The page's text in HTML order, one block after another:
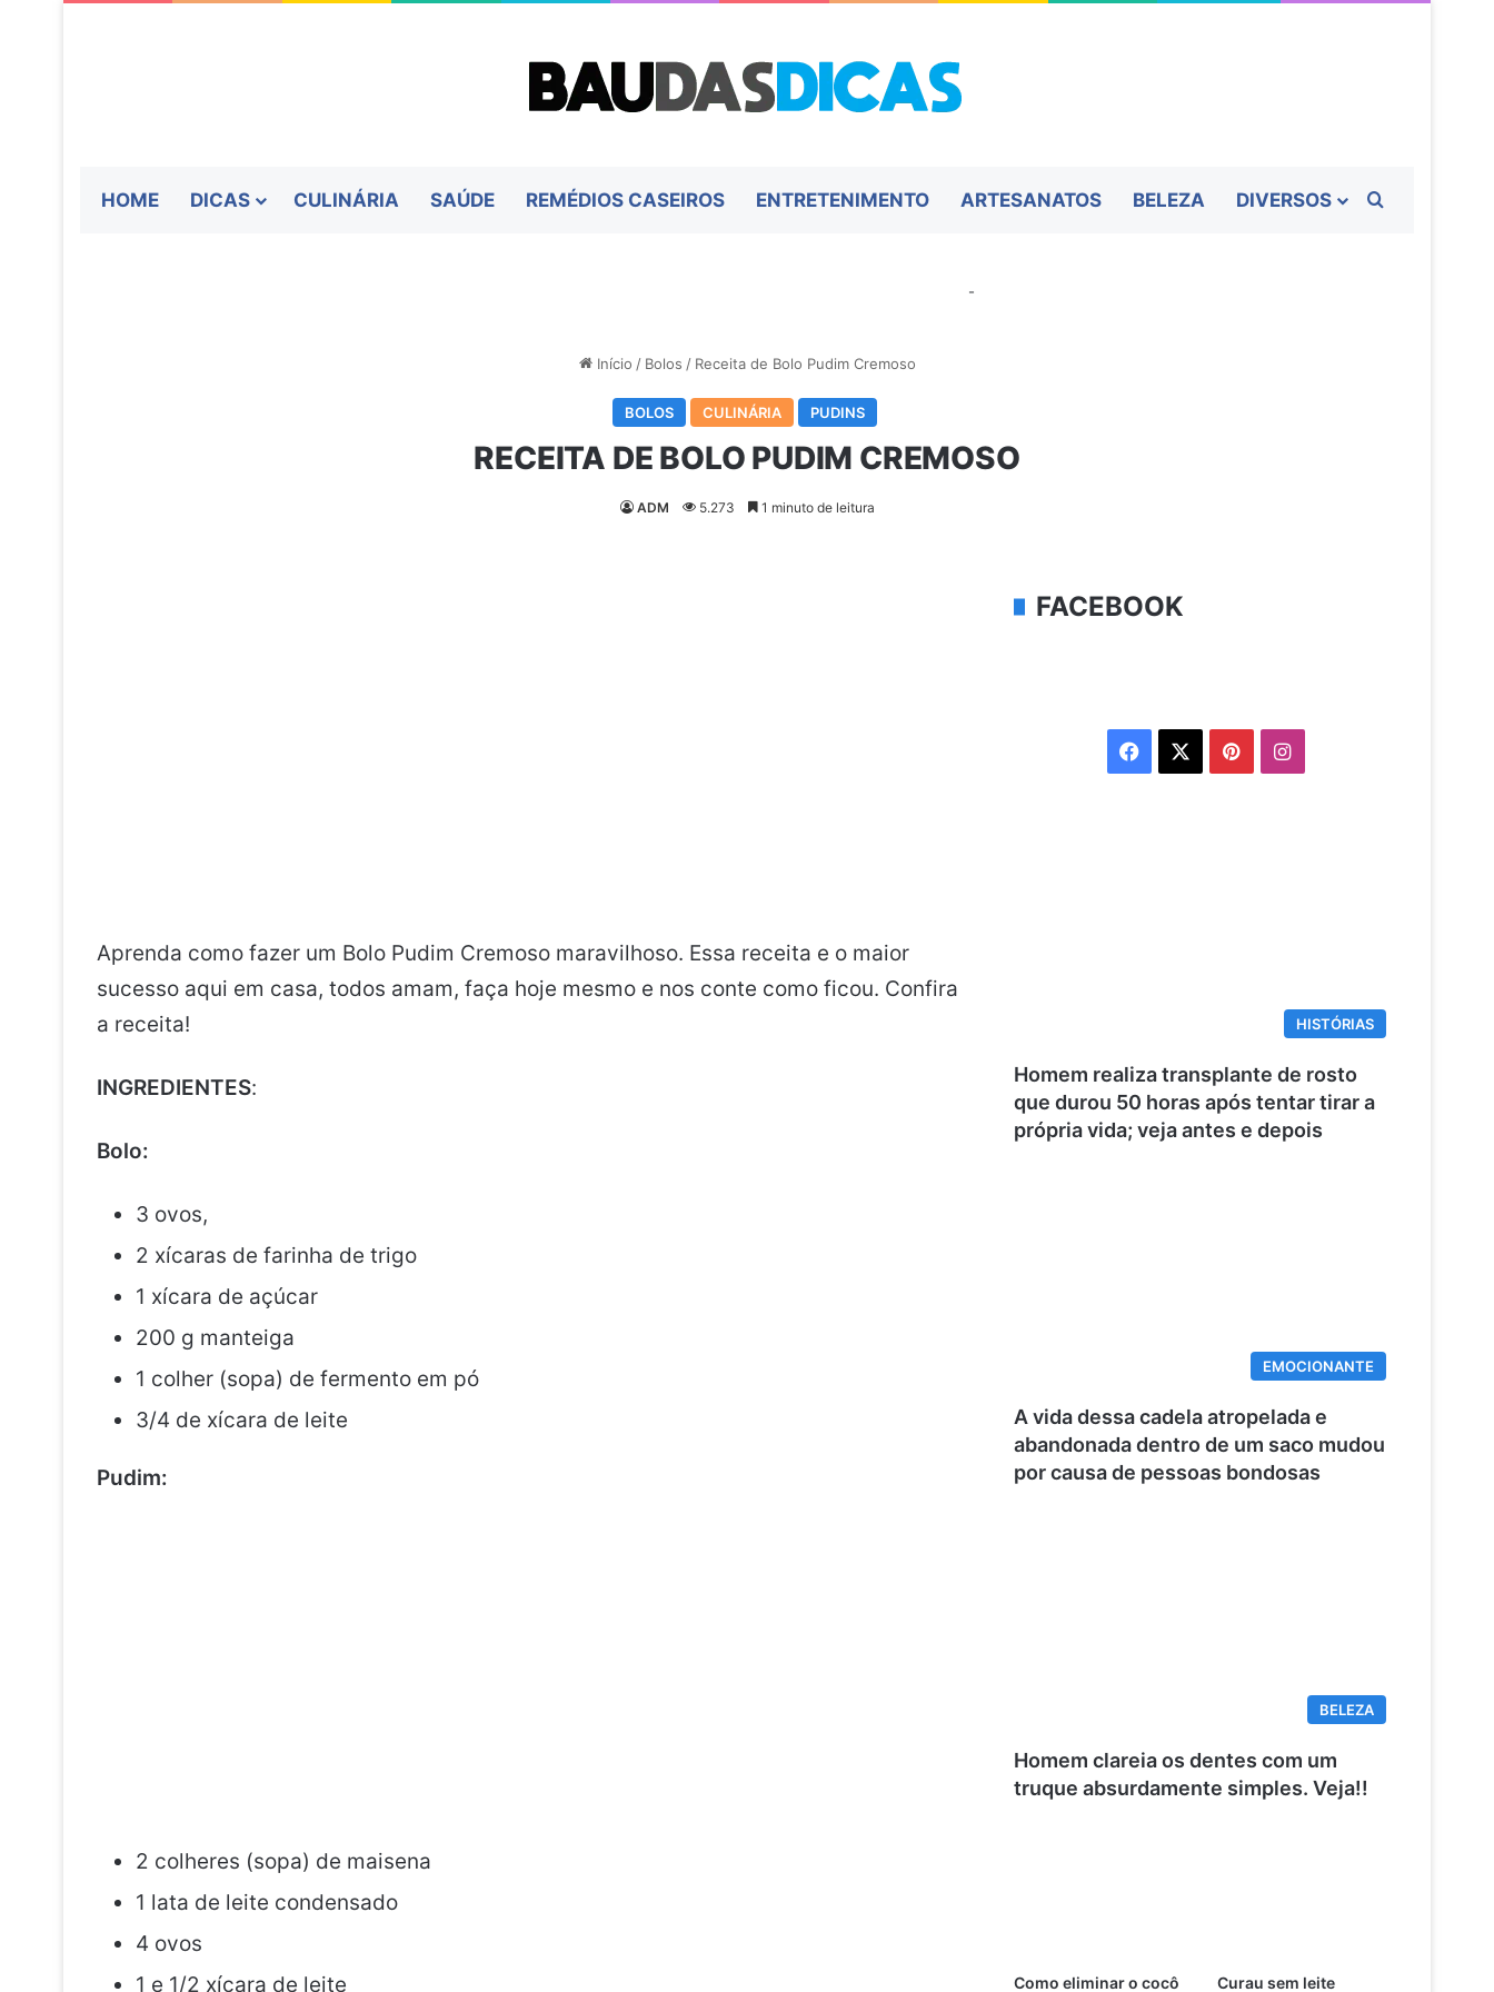
HOME DICAS CULINÁRIA SAÚDE REMÉDIOS CASEIROS ENTRETENIMENTO ARTESANATOS BELEZA DIVERSOS
-
Início / Bolos / Receita de Bolo Pudim Cremoso
BOLOS CULINÁRIA PUDINS
RECEITA DE BOLO PUDIM CREMOSO
ADM 5.273 1 minuto de leitura
Aprenda como fazer um Bolo Pudim Cremoso maravilhoso. Essa receita e o maior
sucesso aqui em casa, todos amam, faça hoje mesmo e nos conte como ficou. Confira
a receita!
INGREDIENTES:
Bolo:
3 ovos,
2 xícaras de farinha de trigo
1 xícara de açúcar
200 g manteiga
1 colher (sopa) de fermento em pó
3/4 de xícara de leite
Pudim:
2 colheres (sopa) de maisena
1 lata de leite condensado
4 ovos
1 e 1/2 xícara de leite
FACEBOOK
Facebook PinterestInstagram
HISTÓRIAS
Homem realiza transplante de rosto
que durou 50 horas após tentar tirar a
própria vida; veja antes e depois
EMOCIONANTE
A vida dessa cadela atropelada e
abandonada dentro de um saco mudou
por causa de pessoas bondosas
BELEZA
Homem clareia os dentes com um
truque absurdamente simples. Veja!!
Como eliminar o cocô
Curau sem leite